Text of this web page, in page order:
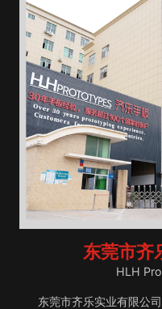
东莞市齐
HLH
东莞市齐乐实业有限公